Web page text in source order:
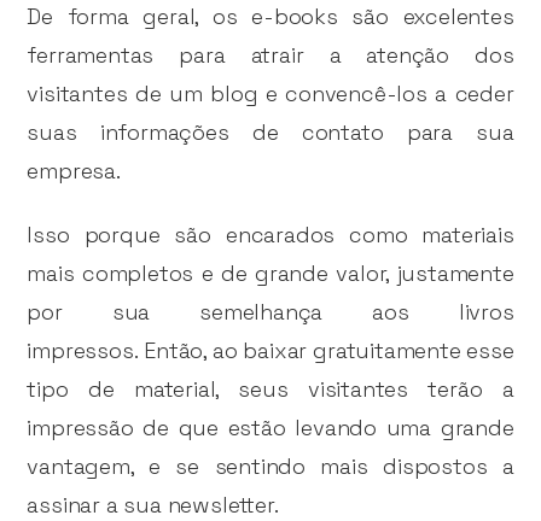
De forma geral, os e-books são excelentes
ferramentas para atrair a atenção dos
visitantes de um blog e convencê-los a ceder
suas informações de contato para sua
empresa.
Isso porque são encarados como materiais
mais completos e de grande valor, justamente
por sua semelhança aos livros
impressos. Então, ao baixar gratuitamente esse
tipo de material, seus visitantes terão a
impressão de que estão levando uma grande
vantagem, e se sentindo mais dispostos a
assinar a sua newsletter.